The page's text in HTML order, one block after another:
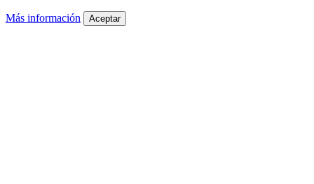
Más información Aceptar